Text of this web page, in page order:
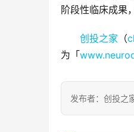
阶段性临床成果
创投之家 （
为「
发布者：创投之